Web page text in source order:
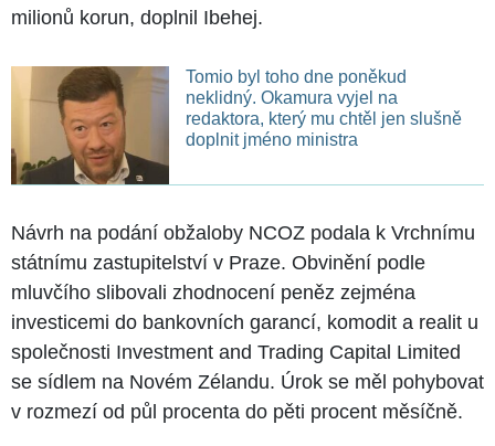
milionů korun, doplnil Ibehej.
Tomio byl toho dne poněkud
neklidný. Okamura vyjel na
redaktora, který mu chtěl jen slušně
doplnit jméno ministra
Návrh na podání obžaloby NCOZ podala k Vrchnímu
státnímu zastupitelství v Praze. Obvinění podle
mluvčího slibovali zhodnocení peněz zejména
investicemi do bankovních garancí, komodit a realit u
společnosti Investment and Trading Capital Limited
se sídlem na Novém Zélandu. Úrok se měl pohybovat
v rozmezí od půl procenta do pěti procent měsíčně.